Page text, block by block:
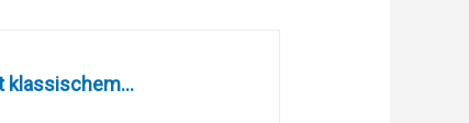
klassischem...